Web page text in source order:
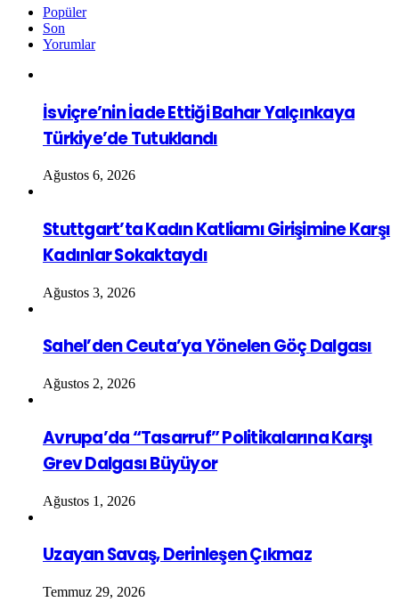
Popüler
Son
Yorumlar
İsviçre’nin İade Ettiği Bahar Yalçınkaya
Türkiye’de Tutuklandı
Ağustos 6, 2026
Stuttgart’ta Kadın Katliamı Girişimine Karşı
Kadınlar Sokaktaydı
Ağustos 3, 2026
Sahel’den Ceuta’ya Yönelen Göç Dalgası
Ağustos 2, 2026
Avrupa’da “Tasarruf” Politikalarına Karşı
Grev Dalgası Büyüyor
Ağustos 1, 2026
Uzayan Savaş, Derinleşen Çıkmaz
Temmuz 29, 2026